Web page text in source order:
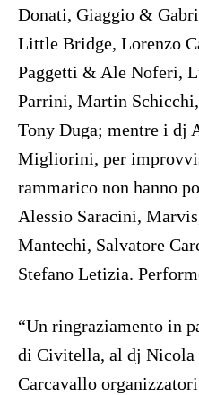
Donati, Giaggio &
Little Bridge, Lorenzo
Paggetti & Ale Noferi,
Parrini, Martin
Tony Duga; mentre i dj
Migliorini, per
rammarico non hanno
Alessio Saracini,
Mantechi, Salvatore
Stefano Letizia.
“Un ringraziamento in
di Civitella, al dj Nicola
Carcavallo